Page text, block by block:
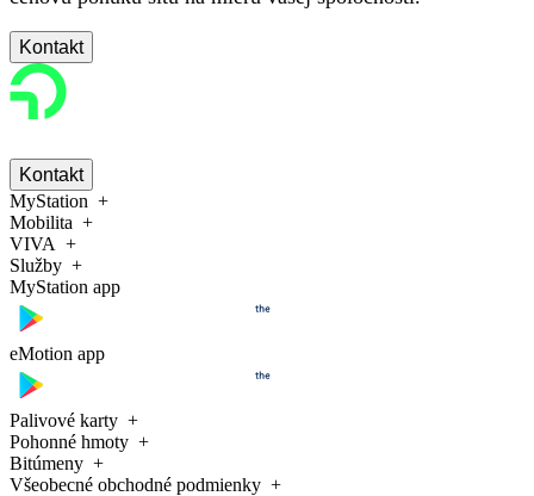
Kontakt
Kontakt
MyStation
Mobilita
VIVA
Služby
MyStation app
eMotion app
Palivové karty
Pohonné hmoty
Bitúmeny
Všeobecné obchodné podmienky